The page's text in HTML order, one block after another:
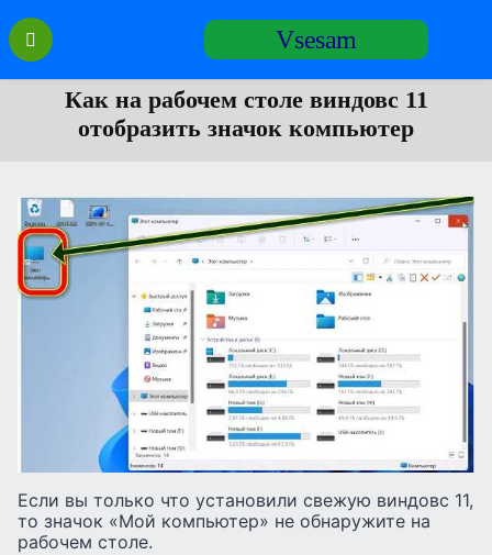
Перейти
содержанию
Vsesam
Как на рабочем столе виндовс 11
отобразить значок компьютер
Если вы только что установили свежую виндовс 11,
то значок «Мой компьютер» не обнаружите на
рабочем столе.